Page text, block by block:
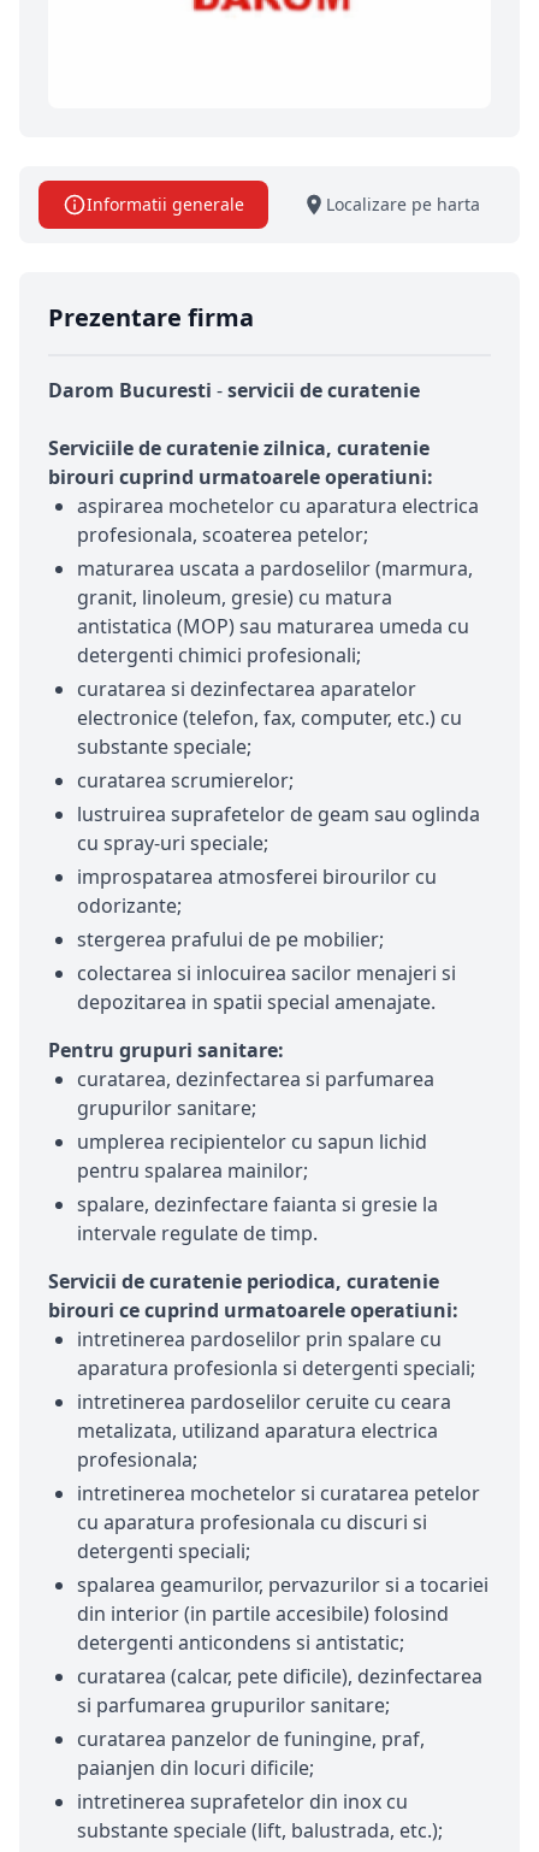
Informatii generale Localizare pe harta
Prezentare firma
Darom Bucuresti -servicii de curatenie
Serviciile de curatenie zilnica, curatenie
birouri cuprind urmatoarele operatiuni:
aspirarea mochetelor cu aparatura electrica
profesionala, scoaterea petelor;
maturarea uscata a pardoselilor (marmura,
granit, linoleum, gresie) cu matura
antistatica (MOP) sau maturarea umeda cu
detergenti chimici profesionali;
curatarea si dezinfectarea aparatelor
electronice (telefon, fax, computer, etc.) cu
substante speciale;
curatarea scrumierelor;
lustruirea suprafetelor de geam sau oglinda
cu spray-uri speciale;
improspatarea atmosferei birourilor cu
odorizante;
stergerea prafului de pe mobilier;
colectarea si inlocuirea sacilor menajeri si
depozitarea in spatii special amenajate.
Pentru grupuri sanitare:
curatarea, dezinfectarea si parfumarea
grupurilor sanitare;
umplerea recipientelor cu sapun lichid
pentru spalarea mainilor;
spalare, dezinfectare faianta si gresie la
intervale regulate de timp.
Servicii de curatenie periodica, curatenie
birouri ce cuprind urmatoarele operatiuni:
intretinerea pardoselilor prin spalare cu
aparatura profesionla si detergenti speciali;
intretinerea pardoselilor ceruite cu ceara
metalizata, utilizand aparatura electrica
profesionala;
intretinerea mochetelor si curatarea petelor
cu aparatura profesionala cu discuri si
detergenti speciali;
spalarea geamurilor, pervazurilor si a tocariei
din interior (in partile accesibile) folosind
detergenti anticondens si antistatic;
curatarea (calcar, pete dificile), dezinfectarea
si parfumarea grupurilor sanitare;
curatarea panzelor de funingine, praf,
paianjen din locuri dificile;
intretinerea suprafetelor din inox cu
substante speciale (lift, balustrada, etc.);